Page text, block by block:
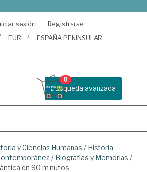
sesión
Registrarse
EUR ESPAÑA PENINSULAR
Busqueda avanzada
0
y Ciencias Humanas / Historia
/ Biografías y Memorias /
en 90 minutos